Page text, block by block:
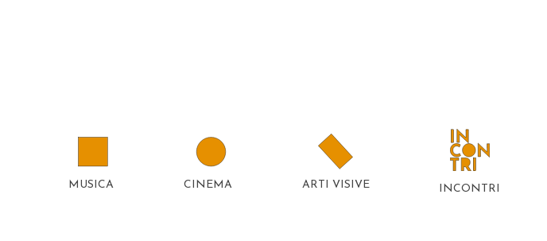
MUSICA CINEMA ARTI VISIVE INCONTRI